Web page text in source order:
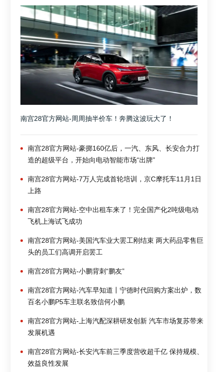
南宫28官方网站-周周抽半价车！奔腾这波玩大了！
南宫28官方网站-豪掷160亿后，一汽、东风、长安合力打
造的超级平台，开始向电动智能市场“出牌”
南宫28官方网站-7万人完成首轮培训，京C摩托车11月1日
上路
南宫28官方网站-空中出租车来了！完全国产化2吨级电动
飞机上海试飞成功
南宫28官方网站-美国汽车业大罢工刚结束 两大药品零售巨
头的员工们高调开启罢工
南宫28官方网站-小鹏背刺“鹏友”
南宫28官方网站-汽车早知道丨宁德时代回购方案出炉，数
百名小鹏P5车主联名致信何小鹏
南宫28官方网站-上海汽配深耕研发创新 汽车市场复苏带来
发展机遇
南宫28官方网站-长安汽车前三季度营收超千亿 保持规模、
效益良性发展